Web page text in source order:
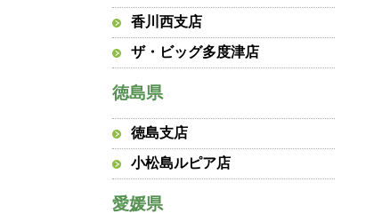
香川西支店
ザ・ビッグ多度津店
徳島県
徳島支店
小松島ルピア店
愛媛県